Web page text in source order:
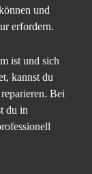
und
erfordern.
ist und sich
kannst du
Bei
du in